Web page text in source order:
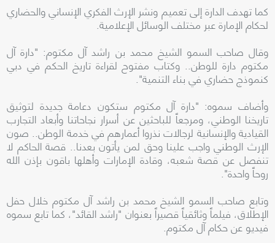
كما تهدف الدارة إلى تعميم ونشر الإرث الفكري الإنساني والحضاري
لحكام الإمارة عبر مختلف الوسائل الإعلامية.
وقال صاحب السمو الشيخ محمد بن راشد آل مكتوم: "دارة آل
مكتوم دارة للوطن.. وكتاب مفتوح لقراءة تاريخ الحكم في دبي
كنموذج حضاري في بناء التنمية".
وأضاف سموه: "دارة آل مكتوم ستكون دعامة جديدة لتوثيق
تاريخنا الوطني، ومرجعاً للباحثين عن أسرار نجاحاتنا وأبعاد التجارب
القيادية والإنسانية لرجالات نذروا أعمارهم في خدمة الوطن.. صون
الإرث الوطني واجب علينا وحق لمن يأتون بعدنا.. قصة الحاكم لا
تنفصل عن قصة شعبه، وقادة الإمارات وأهلها باقون بإذن الله
روحاً واحدة".
وتابع صاحب السمو الشيخ محمد بن راشد آل مكتوم خلال حفل
الإطلاق، فيلماً وثائقياً قصيراً بعنوان "راشد القائد"، كما تابع سموه
فيديو عن حكام آل مكتوم.